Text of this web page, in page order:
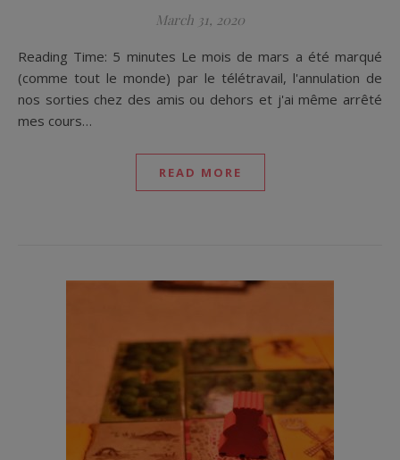
March 31, 2020
Reading Time: 5 minutes Le mois de mars a été marqué
(comme tout le monde) par le télétravail, l'annulation de
nos sorties chez des amis ou dehors et j'ai même arrêté
mes cours…
READ MORE